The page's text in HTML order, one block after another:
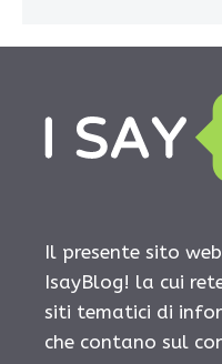
Il presente sito
IsayBlog! la cui
siti tematici di
che contano sul